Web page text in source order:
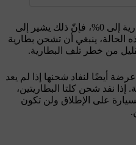
في حال وصل مستوى شحن البطارية إلى 0%، فإنّ ذلك يشير إلى
الحالة، ينبغي أن تشحن بطارية
من خطر تلف البطارية.
الأصغر عرضة أيضًا لنفاد شحنها إذا لم يعد
إذا نفد شحن كلتا البطاريتين،
على الإطلاق ولن تكون